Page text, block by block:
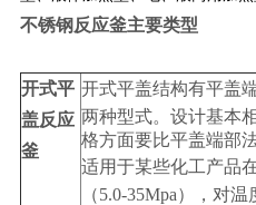
不锈钢反应釜主要类型
开式平
盖反应
釜
开式平盖结构有平盖
两种型式。设计基本
格方面要比平盖端部
适用于某些化工产品
（5.0-35Mpa），对